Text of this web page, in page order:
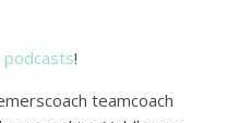
podcasts!